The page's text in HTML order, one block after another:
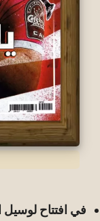
في افتتاح لوسيل